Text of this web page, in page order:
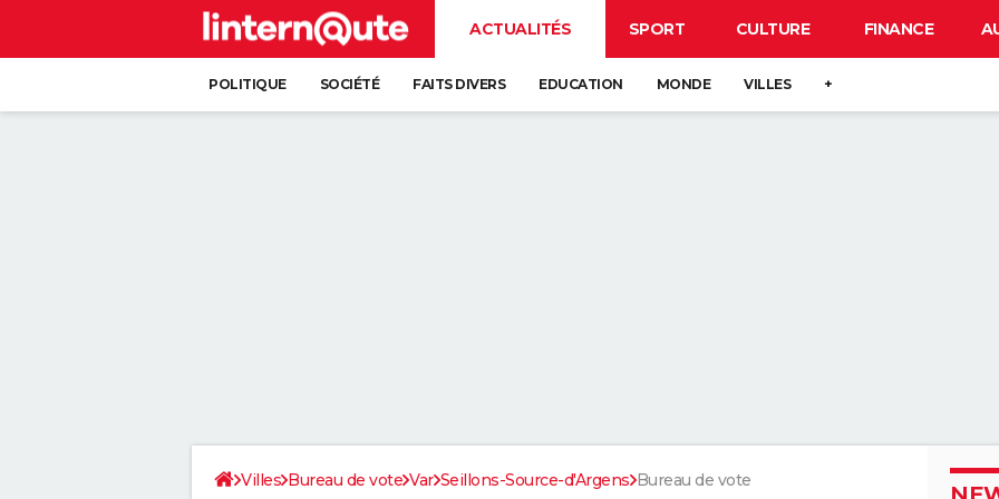
ACTUALITÉS SPORT CULTURE FINANCE
POLITIQUE SOCIÉTÉ FAITS DIVERS EDUCATION MONDE VILLES +
Villes Bureau de vote Var Seillons-Source-d'Argens Bureau de vote